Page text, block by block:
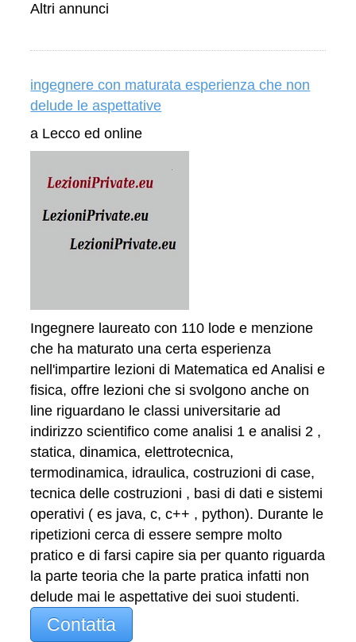
Altri annunci
ingegnere con maturata esperienza che non
delude le aspettative
a Lecco ed online
Ingegnere laureato con 110 lode e menzione
che ha maturato una certa esperienza
nell'impartire lezioni di Matematica ed Analisi e
fisica, offre lezioni che si svolgono anche on
line riguardano le classi universitarie ad
indirizzo scientifico come analisi 1 e analisi 2 ,
statica, dinamica, elettrotecnica,
termodinamica, idraulica, costruzioni di case,
tecnica delle costruzioni , basi di dati e sistemi
operativi ( es java, c, c++ , python). Durante le
ripetizioni cerca di essere sempre molto
pratico e di farsi capire sia per quanto riguarda
la parte teoria che la parte pratica infatti non
delude mai le aspettative dei suoi studenti.
Contatta